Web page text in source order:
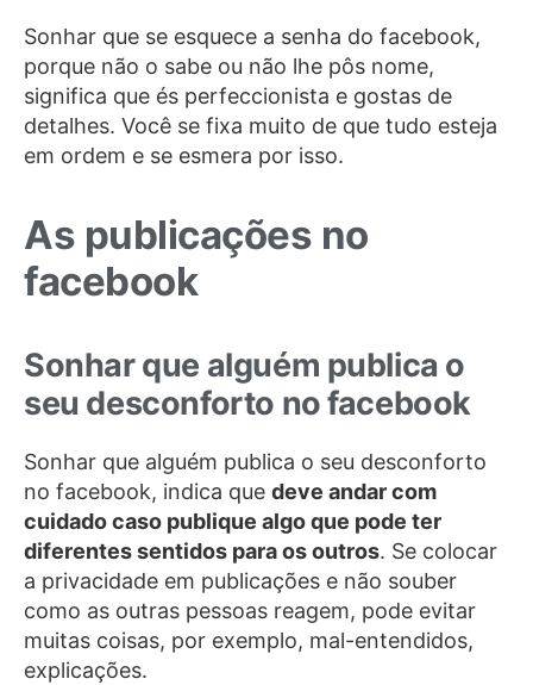
Sonhar que se esquece a senha do facebook,
porque não o sabe ou não lhe pôs nome,
significa que és perfeccionista e gostas de
detalhes. Você se fixa muito de que tudo esteja
em ordem e se esmera por isso.
As publicações no
facebook
Sonhar que alguém publica o
seu desconforto no facebook
Sonhar que alguém publica o seu desconforto
no facebook, indica que deve andar com
cuidado caso publique algo que pode ter
diferentes sentidos para os outros. Se colocar
a privacidade em publicações e não souber
como as outras pessoas reagem, pode evitar
muitas coisas, por exemplo, mal-entendidos,
explicações.